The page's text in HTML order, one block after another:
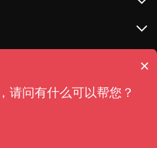
44030702004674号
×
请问有什么可以帮您？